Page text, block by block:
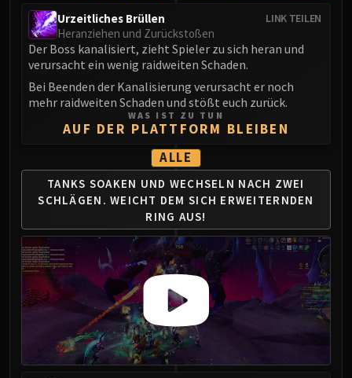
Tsulong
Lei Shi
Sha of Fear
LIBERATION OF UNDERMINE
Vexie and the Geargrinders
Cauldron of Carnage
Rik Reverb
Stix Bunkjunker
Sprocketmonger Lockenstock
One-Armed Bandit
Mug'Zee, Heads of Security
Chrome King Gallywix
DRAGON SOUL
Morchok
Warlord Zon'ozz
Yor'sahj the Unsleeping
Hagara the Stormbinder
LINK TEILEN
Urzeitliches Brüllen
Heranziehen und Zurückstoßen
Der Boss kanalisiert, zieht Spieler zu sich heran und
verursacht ein wenig raidweiten Schaden.
Bei Beenden der Kanalisierung verursacht er noch
mehr raidweiten Schaden und stößt euch zurück.
WAS IST ZU TUN
AUF DER PLATTFORM BLEIBEN
ALLE
TANKS SOAKEN UND WECHSELN NACH ZWEI
SCHLÄGEN. WEICHT DEM SICH ERWEITERNDEN
RING AUS!